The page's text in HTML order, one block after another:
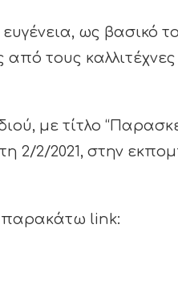
ως βασικό
από τους
με τίτλο
2/2/2021, στην
παρακάτω link: